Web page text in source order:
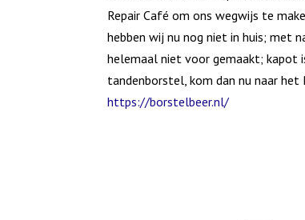
Repair Café om ons wegwijs te
hebben wij nu nog niet in huis; met
helemaal niet voor gemaakt; kapot
tandenborstel, kom dan nu naar
https://borstelbeer.nl/